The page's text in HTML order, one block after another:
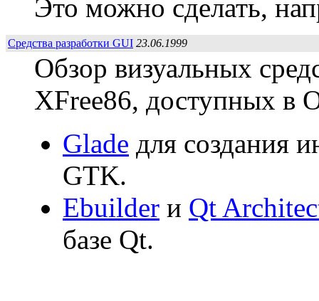
Это можно сделать,
Средства разработки GUI 23.06.1999
Обзор визуальных
XFree86, доступных в
Glade для создания
GTK.
Ebuilder и Qt
базе Qt.